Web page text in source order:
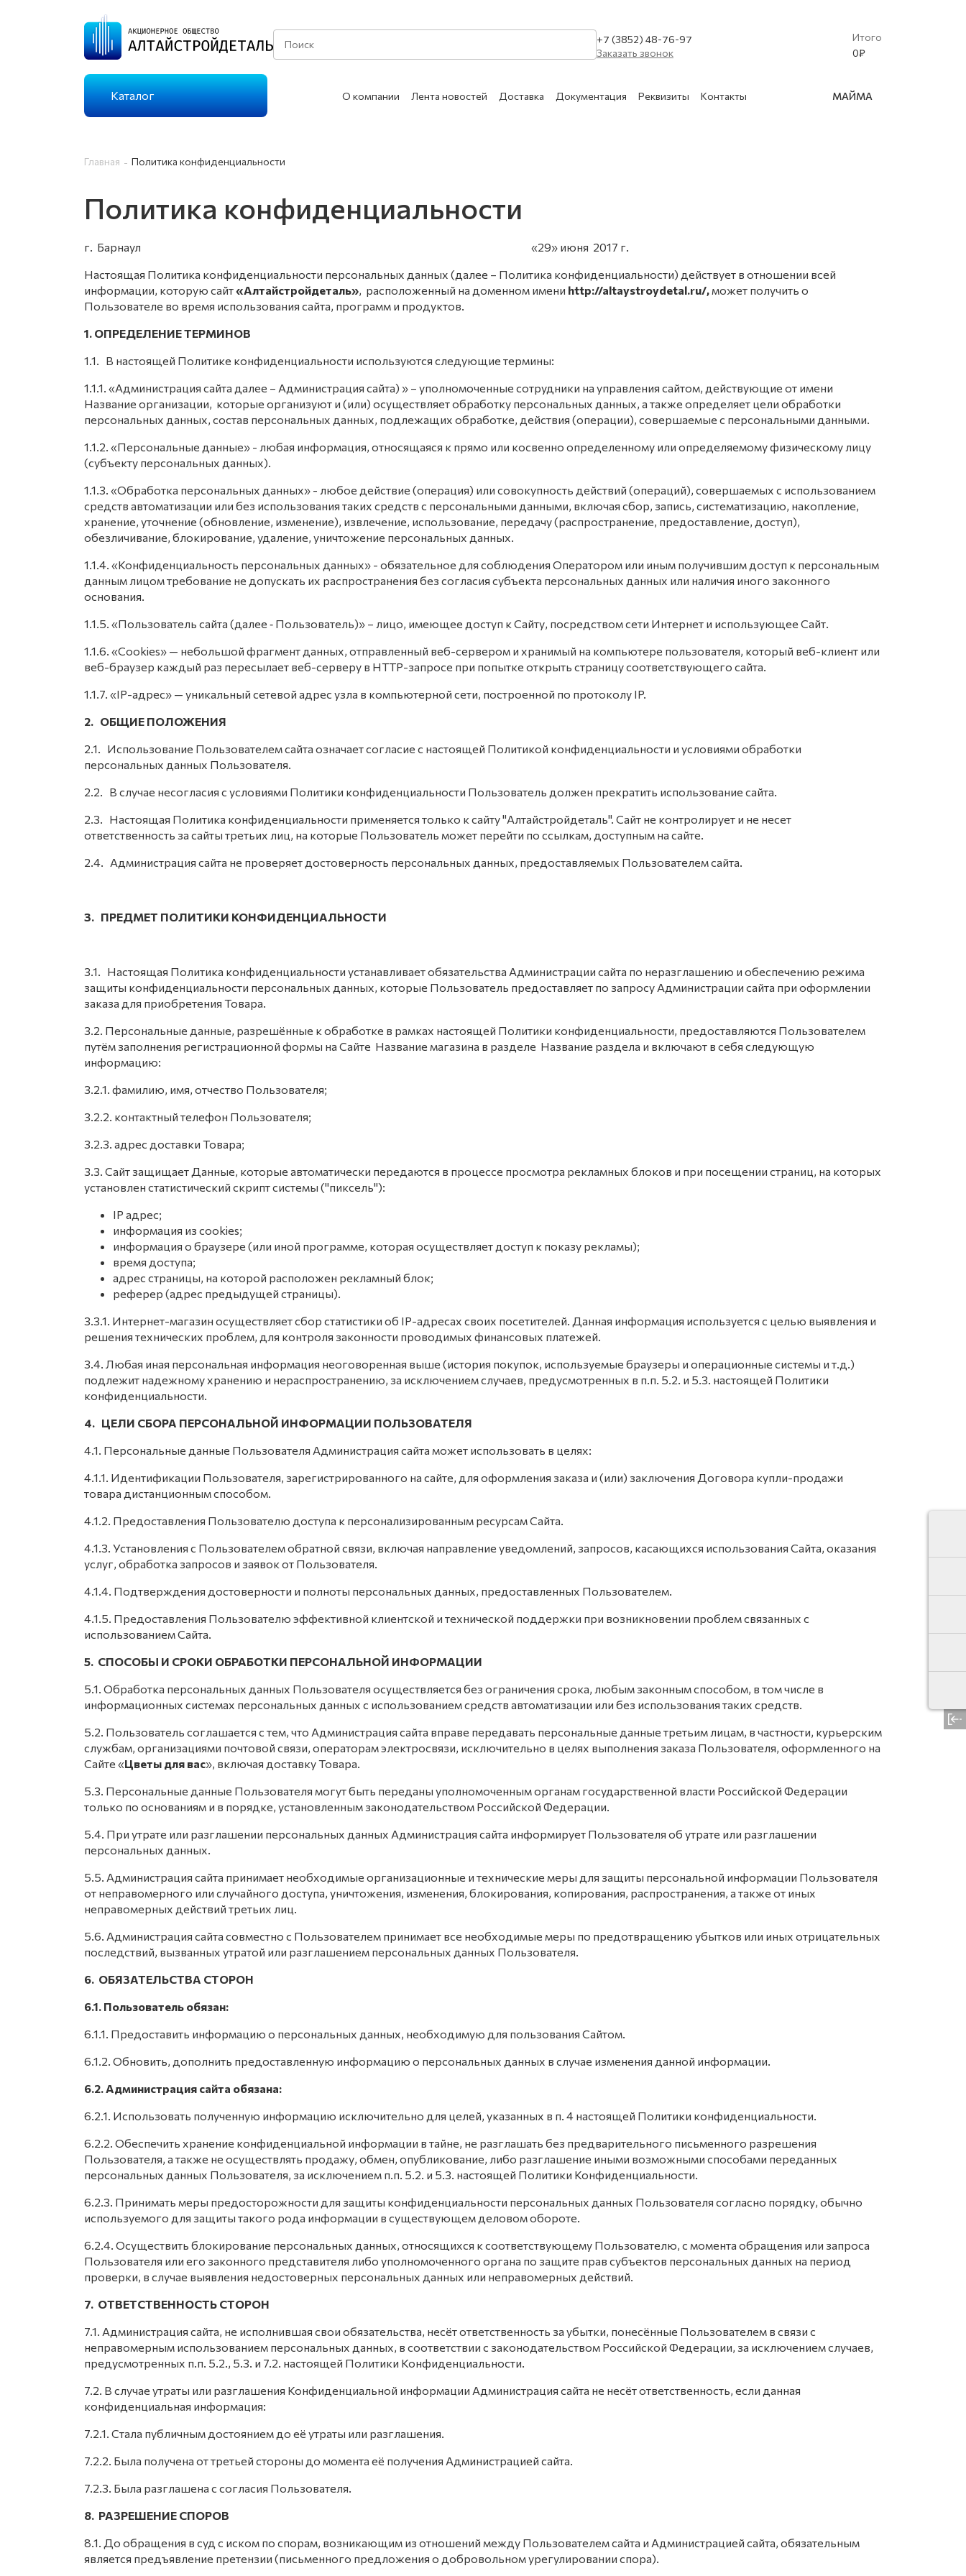
+7 (3852) 48-76-97
Заказать звонок
Итого
0₽
Каталог
ГАЗЫ
ОСОБО ЧИСТЫЕ
ГАЗЫ
ПИЩЕВЫЕ
Сухой лёд
Обслуживание сосудов
Обслуживание медицинской техники
О компании Лента новостей Доставка Документация Реквизиты Контакты МАЙМА
Главная Политика конфиденциальности
Политика конфиденциальности
г. Барнаул «29» июня 2017 г.
Настоящая Политика конфиденциальности персональных данных (далее – Политика конфиденциальности) действует в отношении всей
информации, которую сайт«Алтайстройдеталь», расположенный на доменном имени http://altaystroydetal.ru/, может получить о
Пользователе во время использования сайта, программ и продуктов.
1. ОПРЕДЕЛЕНИЕ ТЕРМИНОВ
1.1. В настоящей Политике конфиденциальности используются следующие термины:
1.1.1. «Администрация сайта далее – Администрация сайта) » – уполномоченные сотрудники на управления сайтом, действующие от имени
Название организации, которые организуют и (или) осуществляет обработку персональных данных, а также определяет цели обработки
персональных данных, состав персональных данных, подлежащих обработке, действия (операции), совершаемые с персональными данными.
1.1.2. «Персональные данные» - любая информация, относящаяся к прямо или косвенно определенному или определяемому физическому лицу
(субъекту персональных данных).
1.1.3. «Обработка персональных данных» - любое действие (операция) или совокупность действий (операций), совершаемых с использованием
средств автоматизации или без использования таких средств с персональными данными, включая сбор, запись, систематизацию, накопление,
хранение, уточнение (обновление, изменение), извлечение, использование, передачу (распространение, предоставление, доступ),
обезличивание, блокирование, удаление, уничтожение персональных данных.
1.1.4. «Конфиденциальность персональных данных» - обязательное для соблюдения Оператором или иным получившим доступ к персональным
данным лицом требование не допускать их распространения без согласия субъекта персональных данных или наличия иного законного
основания.
1.1.5. «Пользователь сайта (далее ‑ Пользователь)» – лицо, имеющее доступ к Сайту, посредством сети Интернет и использующее Сайт.
1.1.6. «Cookies» — небольшой фрагмент данных, отправленный веб-сервером и хранимый на компьютере пользователя, который веб-клиент или
веб-браузер каждый раз пересылает веб-серверу в HTTP-запросе при попытке открыть страницу соответствующего сайта.
1.1.7. «IP-адрес» — уникальный сетевой адрес узла в компьютерной сети, построенной по протоколу IP.
2. ОБЩИЕ ПОЛОЖЕНИЯ
2.1. Использование Пользователем сайта означает согласие с настоящей Политикой конфиденциальности и условиями обработки
персональных данных Пользователя.
2.2. В случае несогласия с условиями Политики конфиденциальности Пользователь должен прекратить использование сайта.
2.3. Настоящая Политика конфиденциальности применяется только к сайту "Алтайстройдеталь". Сайт не контролирует и не несет
ответственность за сайты третьих лиц, на которые Пользователь может перейти по ссылкам, доступным на сайте.
2.4. Администрация сайта не проверяет достоверность персональных данных, предоставляемых Пользователем сайта.
3. ПРЕДМЕТ ПОЛИТИКИ КОНФИДЕНЦИАЛЬНОСТИ
3.1. Настоящая Политика конфиденциальности устанавливает обязательства Администрации сайта по неразглашению и обеспечению режима
защиты конфиденциальности персональных данных, которые Пользователь предоставляет по запросу Администрации сайта при оформлении
заказа для приобретения Товара.
3.2. Персональные данные, разрешённые к обработке в рамках настоящей Политики конфиденциальности, предоставляются Пользователем
путём заполнения регистрационной формы на Сайте Название магазина в разделе Название раздела и включают в себя следующую
информацию:
3.2.1. фамилию, имя, отчество Пользователя;
3.2.2. контактный телефон Пользователя;
3.2.3. адрес доставки Товара;
3.3. Сайт защищает Данные, которые автоматически передаются в процессе просмотра рекламных блоков и при посещении страниц, на которых
установлен статистический скрипт системы ("пиксель"):
IP адрес;
информация из cookies;
информация о браузере (или иной программе, которая осуществляет доступ к показу рекламы);
время доступа;
адрес страницы, на которой расположен рекламный блок;
реферер (адрес предыдущей страницы).
3.3.1. Интернет-магазин осуществляет сбор статистики об IP-адресах своих посетителей. Данная информация используется с целью выявления и
решения технических проблем, для контроля законности проводимых финансовых платежей.
3.4. Любая иная персональная информация неоговоренная выше (история покупок, используемые браузеры и операционные системы и т.д.)
подлежит надежному хранению и нераспространению, за исключением случаев, предусмотренных в п.п. 5.2. и 5.3. настоящей Политики
конфиденциальности.
4. ЦЕЛИ СБОРА ПЕРСОНАЛЬНОЙ ИНФОРМАЦИИ ПОЛЬЗОВАТЕЛЯ
4.1. Персональные данные Пользователя Администрация сайта может использовать в целях:
4.1.1. Идентификации Пользователя, зарегистрированного на сайте, для оформления заказа и (или) заключения Договора купли-продажи
товара дистанционным способом.
4.1.2. Предоставления Пользователю доступа к персонализированным ресурсам Сайта.
4.1.3. Установления с Пользователем обратной связи, включая направление уведомлений, запросов, касающихся использования Сайта, оказания
услуг, обработка запросов и заявок от Пользователя.
4.1.4. Подтверждения достоверности и полноты персональных данных, предоставленных Пользователем.
4.1.5. Предоставления Пользователю эффективной клиентской и технической поддержки при возникновении проблем связанных с
использованием Сайта.
5. СПОСОБЫ И СРОКИ ОБРАБОТКИ ПЕРСОНАЛЬНОЙ ИНФОРМАЦИИ
5.1. Обработка персональных данных Пользователя осуществляется без ограничения срока, любым законным способом, в том числе в
информационных системах персональных данных с использованием средств автоматизации или без использования таких средств.
5.2. Пользователь соглашается с тем, что Администрация сайта вправе передавать персональные данные третьим лицам, в частности, курьерским
службам, организациями почтовой связи, операторам электросвязи, исключительно в целях выполнения заказа Пользователя, оформленного на
Сайте «Цветы для вас», включая доставку Товара.
5.3. Персональные данные Пользователя могут быть переданы уполномоченным органам государственной власти Российской Федерации
только по основаниям и в порядке, установленным законодательством Российской Федерации.
5.4. При утрате или разглашении персональных данных Администрация сайта информирует Пользователя об утрате или разглашении
персональных данных.
5.5. Администрация сайта принимает необходимые организационные и технические меры для защиты персональной информации Пользователя
от неправомерного или случайного доступа, уничтожения, изменения, блокирования, копирования, распространения, а также от иных
неправомерных действий третьих лиц.
5.6. Администрация сайта совместно с Пользователем принимает все необходимые меры по предотвращению убытков или иных отрицательных
последствий, вызванных утратой или разглашением персональных данных Пользователя.
6. ОБЯЗАТЕЛЬСТВА СТОРОН
6.1. Пользователь обязан:
6.1.1. Предоставить информацию о персональных данных, необходимую для пользования Сайтом.
6.1.2. Обновить, дополнить предоставленную информацию о персональных данных в случае изменения данной информации.
6.2. Администрация сайта обязана:
6.2.1. Использовать полученную информацию исключительно для целей, указанных в п. 4 настоящей Политики конфиденциальности.
6.2.2. Обеспечить хранение конфиденциальной информации в тайне, не разглашать без предварительного письменного разрешения
Пользователя, а также не осуществлять продажу, обмен, опубликование, либо разглашение иными возможными способами переданных
персональных данных Пользователя, за исключением п.п. 5.2. и 5.3. настоящей Политики Конфиденциальности.
6.2.3. Принимать меры предосторожности для защиты конфиденциальности персональных данных Пользователя согласно порядку, обычно
используемого для защиты такого рода информации в существующем деловом обороте.
6.2.4. Осуществить блокирование персональных данных, относящихся к соответствующему Пользователю, с момента обращения или запроса
Пользователя или его законного представителя либо уполномоченного органа по защите прав субъектов персональных данных на период
проверки, в случае выявления недостоверных персональных данных или неправомерных действий.
7. ОТВЕТСТВЕННОСТЬ СТОРОН
7.1. Администрация сайта, не исполнившая свои обязательства, несёт ответственность за убытки, понесённые Пользователем в связи с
неправомерным использованием персональных данных, в соответствии с законодательством Российской Федерации, за исключением случаев,
предусмотренных п.п. 5.2., 5.3. и 7.2. настоящей Политики Конфиденциальности.
7.2. В случае утраты или разглашения Конфиденциальной информации Администрация сайта не несёт ответственность, если данная
конфиденциальная информация:
7.2.1. Стала публичным достоянием до её утраты или разглашения.
7.2.2. Была получена от третьей стороны до момента её получения Администрацией сайта.
7.2.3. Была разглашена с согласия Пользователя.
8. РАЗРЕШЕНИЕ СПОРОВ
8.1. До обращения в суд с иском по спорам, возникающим из отношений между Пользователем сайта и Администрацией сайта, обязательным
является предъявление претензии (письменного предложения о добровольном урегулировании спора).